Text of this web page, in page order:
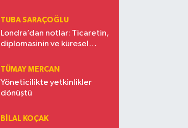
TUBA SARAÇOĞLU
Londra’dan notlar: Ticaretin,
diplomasinin ve küresel
Türkiye’nin yükselen gücü
TÜMAY MERCAN
Yöneticilikte yetkinlikler
dönüştü
BILAL KOÇAK